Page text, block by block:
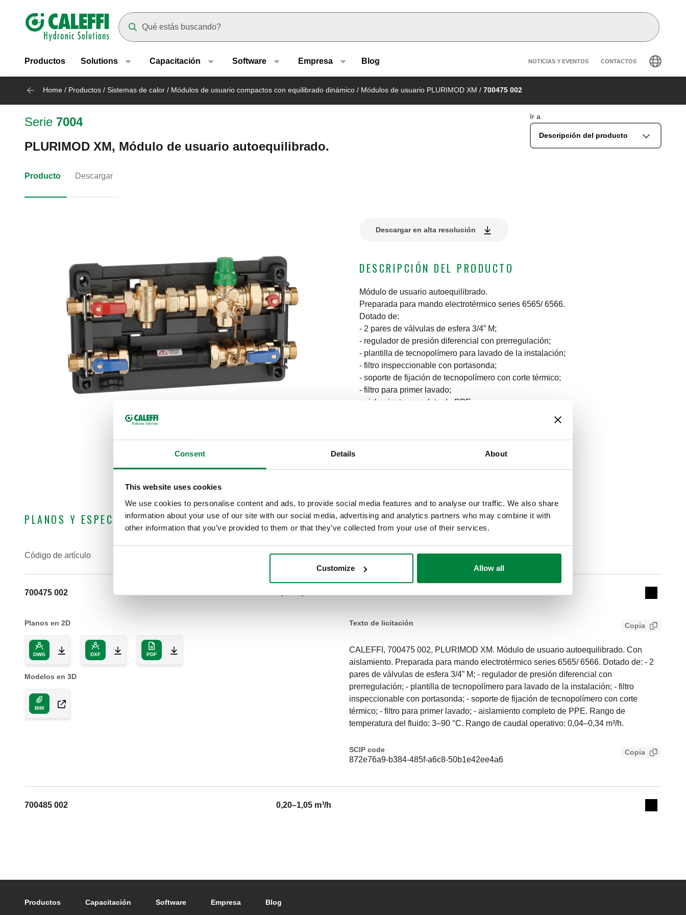
Consent Details About
This website uses cookies
We use cookies to personalise content and ads, to provide social media features and to analyse our traffic. We also share
information about your use of our site with our social media, advertising and analytics partners who may combine it with
other information that you’ve provided to them or that they’ve collected from your use of their services.
Customize Allow all
Header main navigation
Productos Solutions Capacitación Software Empresa Blog Header secondary
NOTICIAS Y EVENTOS CONTACTOS
Home / Productos / Sistemas de calor / Módulos de usuario compactos con equilibrado dinámico / Módulos de usuario PLURIMOD XM / 700475 002
Serie 7004
PLURIMOD XM, Módulo de usuario autoequilibrado.
Ir a
Descripción del producto
Producto Descargar
Descargar en alta resolución
DESCRIPCIÓN DEL PRODUCTO
Módulo de usuario autoequilibrado.
Preparada para mando electrotérmico series 6565/ 6566.
Dotado de:
- 2 pares de válvulas de esfera 3/4” M;
- regulador de presión diferencial con prerregulación;
- plantilla de tecnopolímero para lavado de la instalación;
- filtro inspeccionable con portasonda;
- soporte de fijación de tecnopolímero con corte térmico;
- filtro para primer lavado;
- aislamiento completo de PPE.
PLANOS Y ESPECIFICACIONES
Código de artículo
Rango de caudal operativo
700475 002
Collapse
Planos en 2D
DWG DXF PDF
Modelos en 3D
BIM
Texto de licitación Copia
CALEFFI, 700475 002, PLURIMOD XM. Módulo de usuario autoequilibrado. Con
aislamiento. Preparada para mando electrotérmico series 6565/ 6566. Dotado de: - 2
pares de válvulas de esfera 3/4” M; - regulador de presión diferencial con
prerregulación; - plantilla de tecnopolímero para lavado de la instalación; - filtro
inspeccionable con portasonda; - soporte de fijación de tecnopolímero con corte
térmico; - filtro para primer lavado; - aislamiento completo de PPE. Rango de
temperatura del fluido: 3–90 °C. Rango de caudal operativo: 0,04–0,34 m³/h.
SCIP code
872e76a9-b384-485f-a6c8-50b1e42ee4a6
Copia
700485 002 0,20–1,05 m³/h
Expand
Footer main navigation
Productos Capacitación Software Empresa Blog